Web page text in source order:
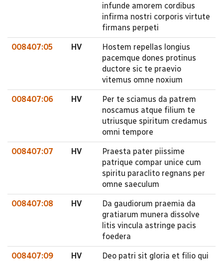
infunde amorem cordibus
infirma nostri corporis virtute
firmans perpeti
008407:05 HV
Hostem repellas longius
pacemque dones protinus
ductore sic te praevio
vitemus omne noxium
008407:06 HV
Per te sciamus da patrem
noscamus atque filium te
utriusque spiritum credamus
omni tempore
008407:07 HV
Praesta pater piissime
patrique compar unice cum
spiritu paraclito regnans per
omne saeculum
008407:08 HV
Da gaudiorum praemia da
gratiarum munera dissolve
litis vincula astringe pacis
foedera
008407:09 HV
Deo patri sit gloria et filio qui